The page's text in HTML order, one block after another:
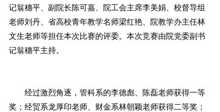
记翁穗平、副院长陈可嘉、院工会主席李美娟、校督导组
老师刘丹、省高校青年教学名师梁红艳、院教学办主任林
文生老师等担任本次比赛的评委。本次竞赛由院党委副书
记翁穗平主持。
经过激烈角逐，管科系的李德彪、陈磊老师获得一等
奖；经贸系龙厚印老师、财金系林朝颖老师获得二等奖；